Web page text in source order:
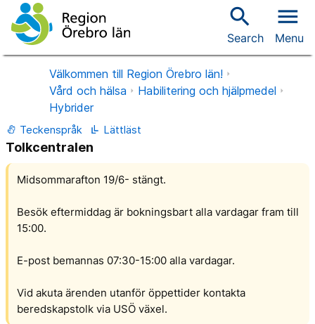
search
Search
menu
Menu
Välkommen till Region Örebro län!
Vård och hälsa
Habilitering och hjälpmedel
Hybrider
Teckenspråk Lättläst
Tolkcentralen
Midsommarafton 19/6- stängt.
Besök eftermiddag är bokningsbart alla vardagar fram till
15:00.
E-post bemannas 07:30-15:00 alla vardagar.
Vid akuta ärenden utanför öppettider kontakta
beredskapstolk via USÖ växel.